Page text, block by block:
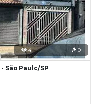
4 0
São Paulo/SP